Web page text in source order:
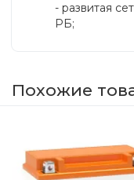
- развитая
РБ;
Похожие